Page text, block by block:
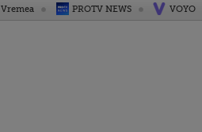
Vremea PROTV NEWS VOYO